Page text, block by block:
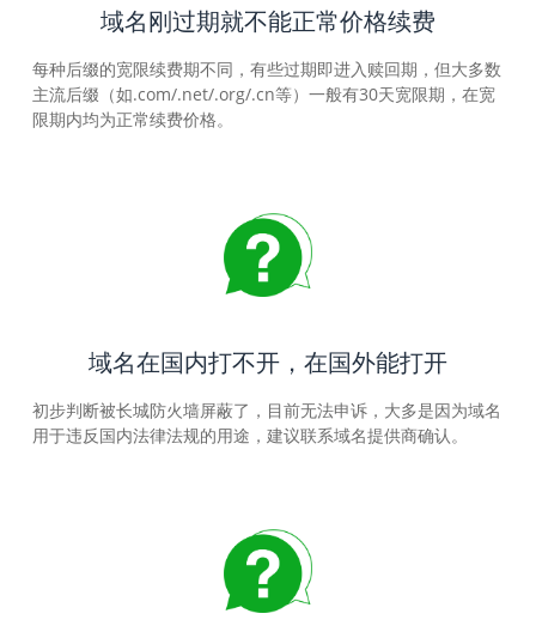
域名刚过期就不能正常价格续费
每种后缀的宽限续费期不同，有些过期即进入赎回期，但大多数
主流后缀（如.com/.net/.org/.cn等）一般有30天宽限期，在宽
限期内均为正常续费价格。
域名在国内打不开，在国外能打开
初步判断被长城防火墙屏蔽了，目前无法申诉，大多是因为域名
用于违反国内法律法规的用途，建议联系域名提供商确认。